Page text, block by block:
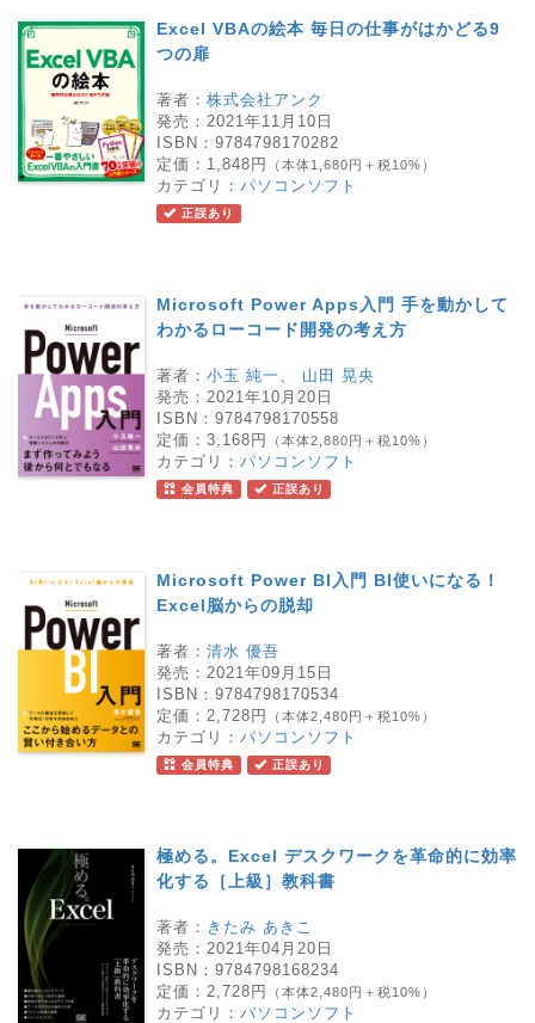
Excel VBAの絵本 毎日の仕事がはかどる9
つの扉
著者： 株式会社アンク
発売： 2021年11月10日
ISBN： 9784798170282
定価： 1,848円 （本体1,680円＋税10%）
カテゴリ： パソコンソフト
正誤あり
Microsoft Power Apps入門 手を動かして
わかるローコード開発の考え方
著者： 小玉 純一
山田 晃央
発売： 2021年10月20日
ISBN： 9784798170558
定価： 3,168円 （本体2,880円＋税10%）
カテゴリ： パソコンソフト
会員特典 正誤あり
Microsoft Power BI入門 BI使いになる！
Excel脳からの脱却
著者： 清水 優吾
発売： 2021年09月15日
ISBN： 9784798170534
定価： 2,728円 （本体2,480円＋税10%）
カテゴリ： パソコンソフト
会員特典 正誤あり
極める。Excel デスクワークを革命的に効率
化する［上級］教科書
著者： きたみ あきこ
発売： 2021年04月20日
ISBN： 9784798168234
定価： 2,728円 （本体2,480円＋税10%）
カテゴリ： パソコンソフト